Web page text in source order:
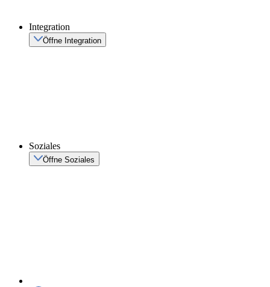
Integration
Öffne Integration
Soziales
Öffne Soziales